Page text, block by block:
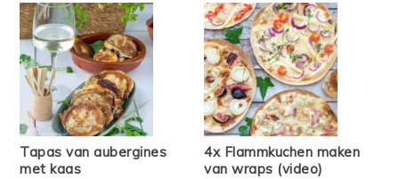
Tapas van aubergines
met kaas
4x Flammkuchen maken
van wraps (video)